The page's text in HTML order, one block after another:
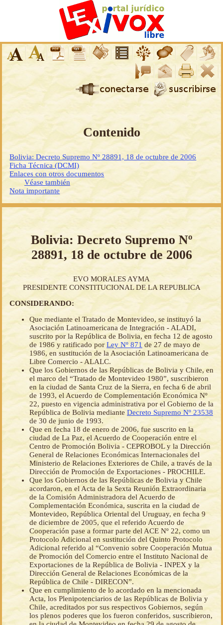
Contenido
Bolivia: Decreto Supremo Nº 28891, 18 de octubre de 2006
Ficha Técnica (DCMI)
Enlaces con otros documentos
Véase también
Nota importante
Bolivia: Decreto Supremo Nº
28891, 18 de octubre de 2006
EVO MORALES AYMA
PRESIDENTE CONSTITUCIONAL DE LA REPUBLICA
CONSIDERANDO:
Que mediante el Tratado de Montevideo, se instituyó la
Asociación Latinoamericana de Integración - ALADI,
suscrito por la República de Bolivia, en fecha 12 de agosto
de 1986 y ratificado por Ley Nº 871 de 27 de mayo de
1986, en sustitución de la Asociación Latinoamericana de
Libre Comercio - ALALC.
Que los Gobiernos de las Repúblicas de Bolivia y Chile, en
el marco del “Tratado de Montevideo 1980”, suscribieron
en la ciudad de Santa Cruz de la Sierra, en fecha 6 de abril
de 1993, el Acuerdo de Complementación Económica Nº
22, puesto en vigencia administrativa por el Gobierno de la
República de Bolivia mediante Decreto Supremo Nº 23538
de 30 de junio de 1993.
Que en fecha 18 de enero de 2006, fue suscrito en la
ciudad de La Paz, el Acuerdo de Cooperación entre el
Centro de Promoción Bolivia - CEPROBOL y la Dirección
General de Relaciones Económicas Internacionales del
Ministerio de Relaciones Exteriores de Chile, a través de la
Dirección de Promoción de Exportaciones - PROCHILE.
Que los Gobiernos de las Repúblicas de Bolivia y Chile
acordaron, en el Acta de la Sexta Reunión Extraordinaria
de la Comisión Administradora del Acuerdo de
Complementación Económica, suscrita en la ciudad de
Montevideo, República Oriental del Uruguay, en fecha 9
de diciembre de 2005, que el referido Acuerdo de
Cooperación pase a formar parte del ACE Nº 22, como un
Protocolo Adicional en sustitución del Quinto Protocolo
Adicional referido al “Convenio sobre Cooperación Mutua
de Promoción del Comercio entre el Instituto Nacional de
Exportaciones de la República de Bolivia - INPEX y la
Dirección General de Relaciones Económicas de la
República de Chile - DIRECON”.
Que en cumplimiento de lo acordado en la mencionada
Acta, los Plenipotenciarios de las Repúblicas de Bolivia y
Chile, acreditados por sus respectivos Gobiernos, según
los plenos poderes que los fueron conferidos, suscribieron,